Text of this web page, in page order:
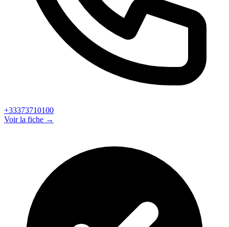
+33373710100
Voir la fiche →